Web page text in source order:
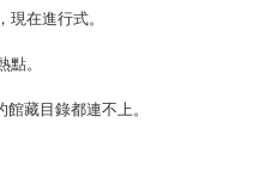
在進行式。
。
藏目錄都連不上。